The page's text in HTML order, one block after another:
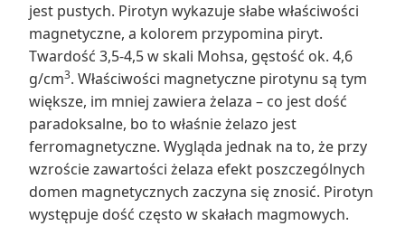
jest pustych. Pirotyn wykazuje słabe właściwości
magnetyczne, a kolorem przypomina piryt.
Twardość 3,5-4,5 w skali Mohsa, gęstość ok. 4,6
g/cm3. Właściwości magnetyczne pirotynu są tym
większe, im mniej zawiera żelaza – co jest dość
paradoksalne, bo to właśnie żelazo jest
ferromagnetyczne. Wygląda jednak na to, że przy
wzroście zawartości żelaza efekt poszczególnych
domen magnetycznych zaczyna się znosić. Pirotyn
występuje dość często w skałach magmowych.